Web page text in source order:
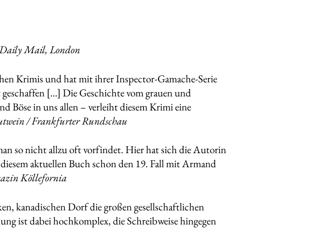
Mail, London
Krimis und hat mit ihrer Inspector-Gamache-Serie
[…] Die Geschichte vom grauen und
Böse in uns allen – verleiht diesem Krimi eine
/ Frankfurter Rundschau
so nicht allzu oft vorfindet. Hier hat sich die Autorin
aktuellen Buch schon den 19. Fall mit Armand
Köllefornia
kanadischen Dorf die großen gesellschaftlichen
ist dabei hochkomplex, die Schreibweise hingegen